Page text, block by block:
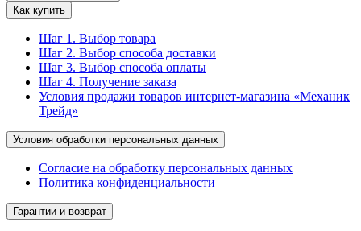
Как купить
Шаг 1. Выбор товара
Шаг 2. Выбор способа доставки
Шаг 3. Выбор способа оплаты
Шаг 4. Получение заказа
Условия продажи товаров интернет-магазина «Механик
Трейд»
Условия обработки персональных данных
Согласие на обработку персональных данных
Политика конфиденциальности
Гарантии и возврат